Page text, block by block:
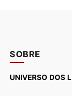
SOBRE
UNIVERSO DOS